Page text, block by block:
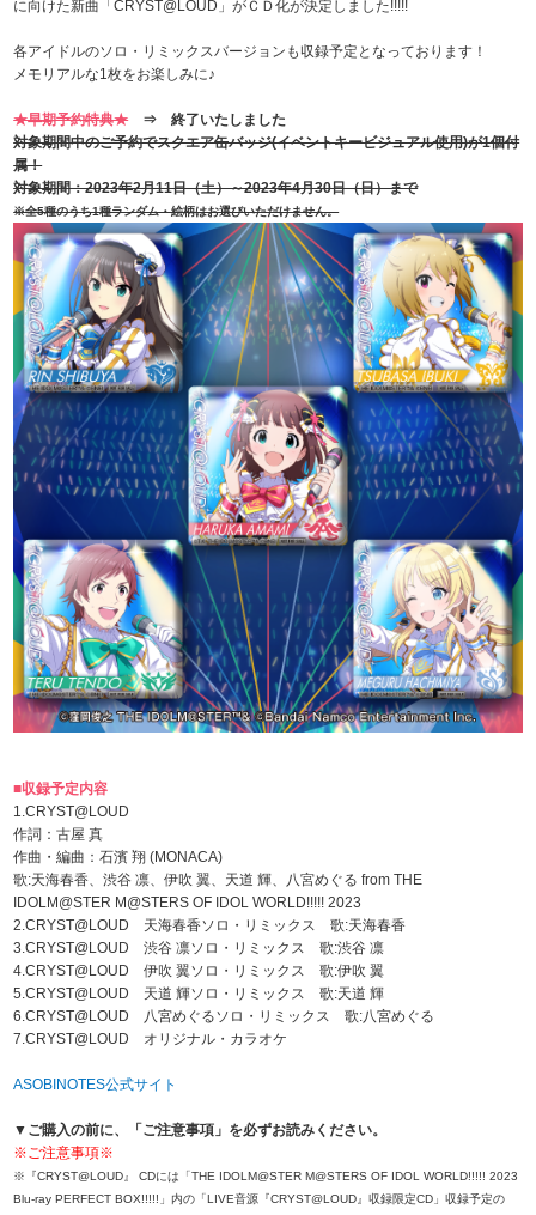
ラブライブ！サンシャイン‼
ラブライブ！虹ヶ咲学園スクールアイドル同好会
ラブライブ！スーパースター!!
アイドリッシュセブン
モフモフパレード
に向けた新曲「CRYST@LOUD」がＣＤ化が決定しました!!!!!
各アイドルのソロ・リミックスバージョンも収録予定となっております！
メモリアルな1枚をお楽しみに♪
★早期予約特典★⇒ 終了いたしました
対象期間中のご予約でスクエア缶バッジ(イベントキービジュアル使用)が1個付
属！
対象期間：2023年2月11日（土）～2023年4月30日（日）まで
※全5種のうち1種ランダム・絵柄はお選びいただけません。
■収録予定内容
1.CRYST@LOUD
作詞：古屋 真
作曲・編曲：石濱 翔 (MONACA)
歌:天海春香、渋谷 凛、伊吹 翼、天道 輝、八宮めぐる from THE
IDOLM@STER M@STERS OF IDOL WORLD!!!!! 2023
2.CRYST@LOUD 天海春香ソロ・リミックス 歌:天海春香
3.CRYST@LOUD 渋谷 凛ソロ・リミックス 歌:渋谷 凛
4.CRYST@LOUD 伊吹 翼ソロ・リミックス 歌:伊吹 翼
5.CRYST@LOUD 天道 輝ソロ・リミックス 歌:天道 輝
6.CRYST@LOUD 八宮めぐるソロ・リミックス 歌:八宮めぐる
7.CRYST@LOUD オリジナル・カラオケ
ASOBINOTES公式サイト
▼ご購入の前に、「ご注意事項」を必ずお読みください。
※ご注意事項※
※『CRYST@LOUD』 CDには「THE IDOLM@STER M@STERS OF IDOL WORLD!!!!! 2023
Blu-ray PERFECT BOX!!!!!」内の「LIVE音源『CRYST@LOUD』収録限定CD」収録予定の